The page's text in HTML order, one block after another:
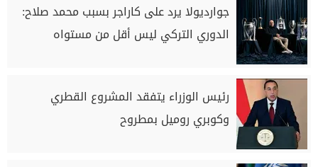
جوارديولا يرد على كاراجر بسبب محمد صلاح:
الدوري التركي ليس أقل من مستواه
رئيس الوزراء يتفقد المشروع القطري
وكوبري روميل بمطروح